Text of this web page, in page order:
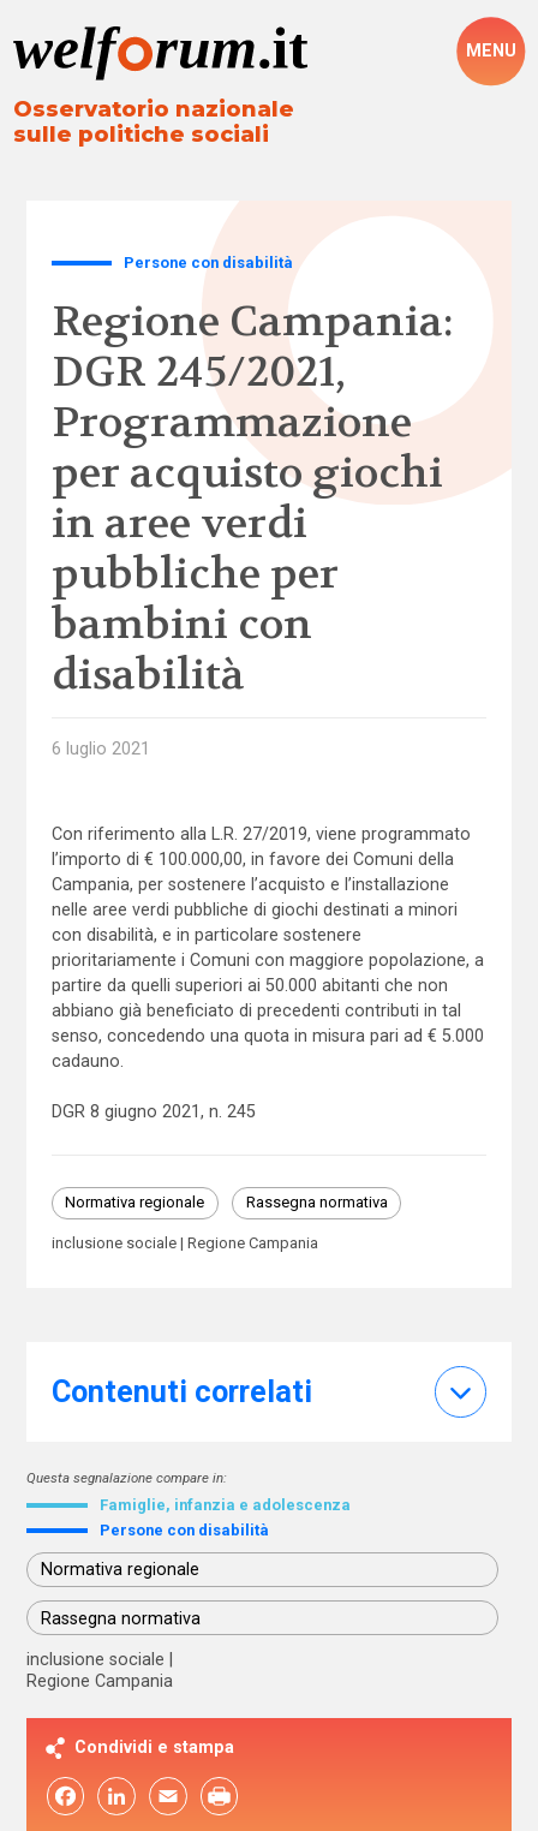
Osservatorio nazionale
sulle politiche sociali
MENU
Persone con disabilità
Regione Campania:
DGR 245/2021,
Programmazione
per acquisto giochi
in aree verdi
pubbliche per
bambini con
disabilità
6 luglio 2021
Con riferimento alla L.R. 27/2019, viene programmato
l’importo di € 100.000,00, in favore dei Comuni della
Campania, per sostenere l’acquisto e l’installazione
nelle aree verdi pubbliche di giochi destinati a minori
con disabilità, e in particolare sostenere
prioritariamente i Comuni con maggiore popolazione, a
partire da quelli superiori ai 50.000 abitanti che non
abbiano già beneficiato di precedenti contributi in tal
senso, concedendo una quota in misura pari ad € 5.000
cadauno.
DGR 8 giugno 2021, n. 245
Normativa regionale Rassegna normativa
inclusione sociale Regione Campania
Contenuti correlati
Questa segnalazione compare in:
Famiglie, infanzia e adolescenza
Persone con disabilità
Normativa regionale
Rassegna normativa
inclusione sociale
Regione Campania
Condividi e stampa
FacebookLinkedIn Email